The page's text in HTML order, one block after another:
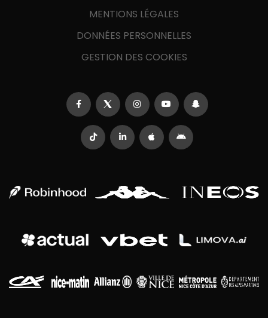
MENTIONS LÉGALES
DONNÉES PERSONNELLES
GESTION DES COOKIES